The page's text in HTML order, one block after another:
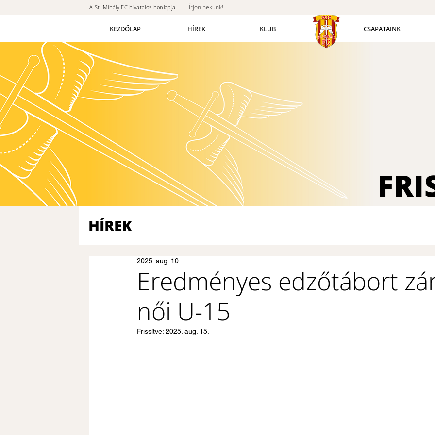
A St. Mihály FC hivatalos honlapja Írjon nekünk!
KEZDŐLAP HÍREK KLUB CSAPATAINK
HÍREK
Eredményes edzőtábort
női U-15
2025. aug. 10.
Frissítve: 2025. aug. 15.